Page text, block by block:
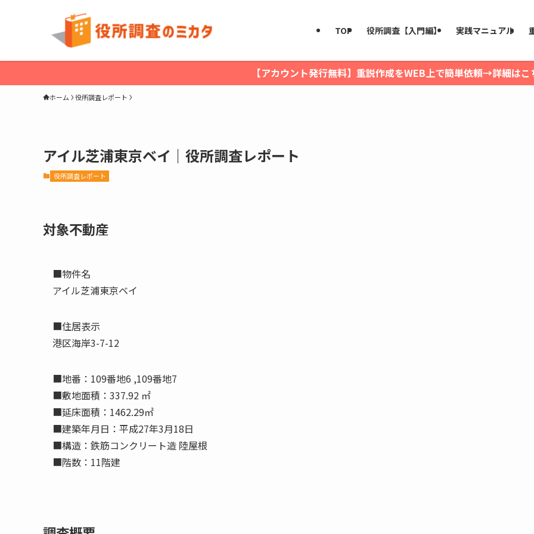
TOP 役所調査【入門編】 実践マニュアル
【アカウント発行無料】重説作成をWEB上で簡単依頼→詳細はこ
ホーム 役所調査レポート
アイル芝浦東京ベイ｜役所調査レポート
役所調査レポート
対象不動産
■物件名
アイル芝浦東京ベイ
■住居表示
港区海岸3-7-12
■地番：109番地6 ,109番地7
■敷地面積：337.92 ㎡
■延床面積：1462.29㎡
■建築年月日：平成27年3月18日
■構造：鉄筋コンクリート造 陸屋根
■階数：11階建